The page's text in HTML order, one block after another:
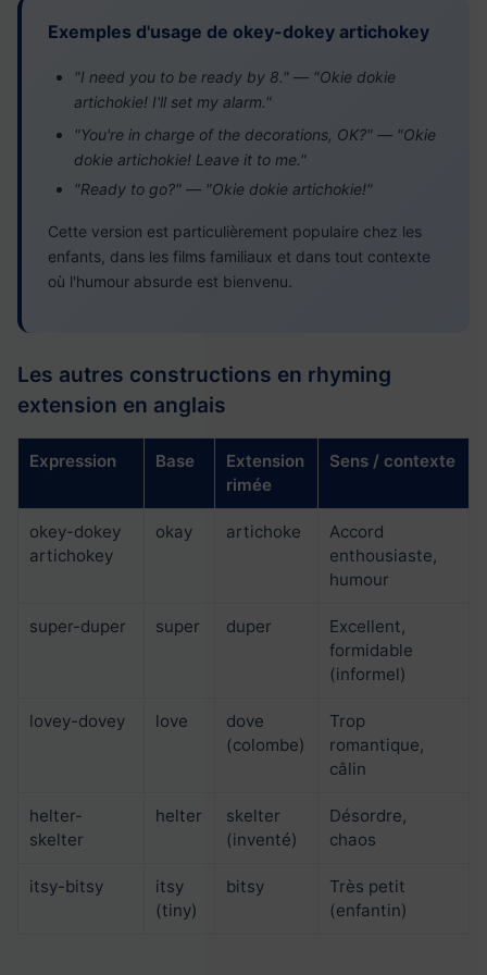
Exemples d'usage de okey-dokey artichokey
"I need you to be ready by 8." — "Okie dokie
artichokie! I'll set my alarm."
"You're in charge of the decorations, OK?" — "Okie
dokie artichokie! Leave it to me."
"Ready to go?" — "Okie dokie artichokie!"
Cette version est particulièrement populaire chez les
enfants, dans les films familiaux et dans tout contexte
où l'humour absurde est bienvenu.
Les autres constructions en rhyming
extension en anglais
Expression Base
Extension
rimée
Sens / contexte
okey-dokey
artichokey
okay artichoke
Accord
enthousiaste,
humour
super-duper super duper
Excellent,
formidable
(informel)
lovey-dovey love
dove
(colombe)
Trop
romantique,
câlin
helter-
skelter
helter
skelter
(inventé)
Désordre,
chaos
itsy-bitsy
itsy
(tiny)
bitsy
Très petit
(enfantin)